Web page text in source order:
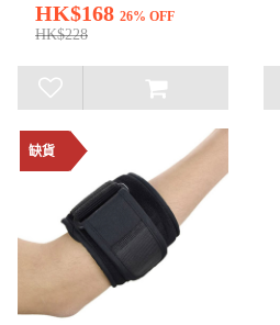
HK$168 26% OFF
HK$228
缺貨